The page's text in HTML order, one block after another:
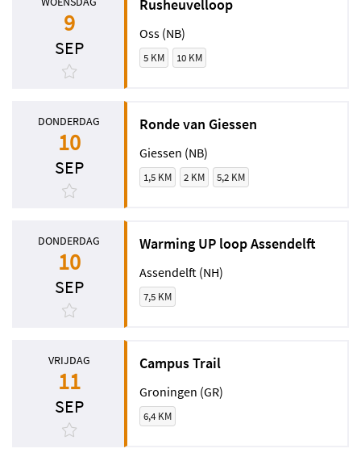
9
SEP
Rusheuvelloop
Oss (NB)
5 KM 10 KM
DONDERDAG
10
SEP
Ronde van Giessen
Giessen (NB)
1,5 KM 2 KM 5,2 KM
DONDERDAG
10
SEP
Warming UP loop Assendelft
Assendelft (NH)
7,5 KM
VRIJDAG
11
SEP
Campus Trail
Groningen (GR)
6,4 KM